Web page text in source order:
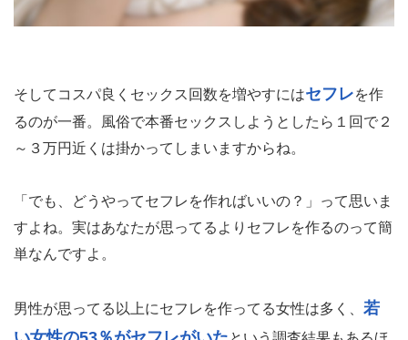
そしてコスパ良くセックス回数を増やすにはセフレを作
るのが一番。風俗で本番セックスしようとしたら１回で２
～３万円近くは掛かってしまいますからね。
「でも、どうやってセフレを作ればいいの？」って思いま
すよね。実はあなたが思ってるよりセフレを作るのって簡
単なんですよ。
男性が思ってる以上にセフレを作ってる女性は多く、 若